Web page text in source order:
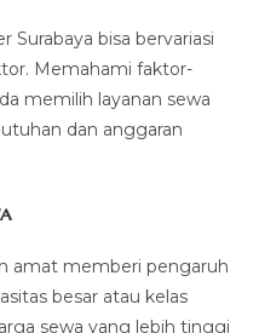
Surabaya bisa bervariasi
Memahami faktor-
memilih layanan sewa
dan anggaran
amat memberi pengaruh
besar atau kelas
sewa yang lebih tinggi